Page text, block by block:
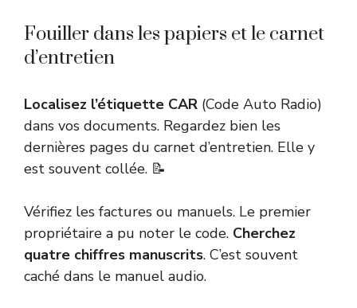
Fouiller dans les papiers et le carnet
d’entretien
Localisez l’étiquette CAR (Code Auto Radio)
dans vos documents. Regardez bien les
dernières pages du carnet d’entretien. Elle y
est souvent collée. 📝
Vérifiez les factures ou manuels. Le premier
propriétaire a pu noter le code. Cherchez
quatre chiffres manuscrits. C’est souvent
caché dans le manuel audio.